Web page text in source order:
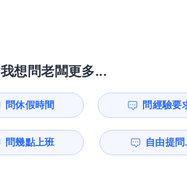
我想問老闆更多...
問休假時間 問經驗要
問幾點上班 自由提問